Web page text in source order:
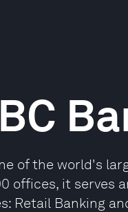
of the world's
offices, it serves
Retail Banking